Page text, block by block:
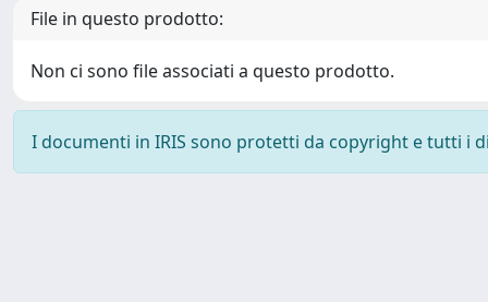
File in questo prodotto:
Non ci sono file associati a questo prodotto.
I documenti in IRIS sono protetti da copyright e tutti i